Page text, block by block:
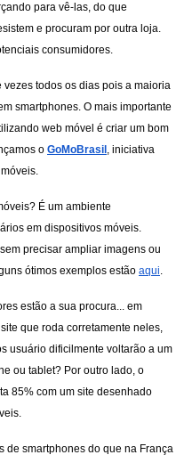
para vê-las, do que
e procuram por outra loja.
consumidores.
vezes todos os dias pois a maioria
smartphones. O mais importante
web móvel é criar um bom
o GoMoBrasil , iniciativa
É um ambiente
em dispositivos móveis.
precisar ampliar imagens ou
ótimos exemplos estão aqui.
estão a sua procura... em
que roda corretamente neles,
usuário dificilmente voltarão a um
ou tablet? Por outro lado, o
85% com um site desenhado
de smartphones do que na França